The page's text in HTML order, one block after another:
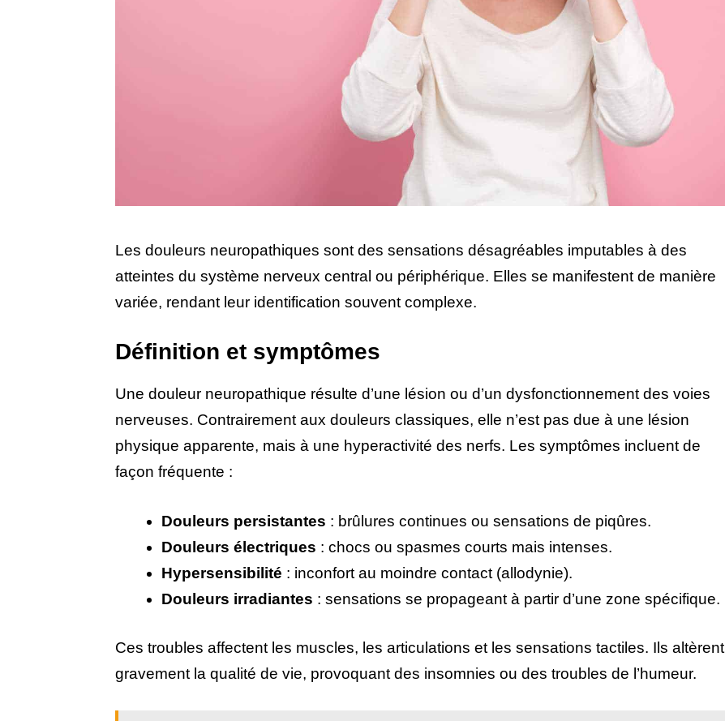
Les douleurs neuropathiques sont des sensations désagréables imputables à des
atteintes du système nerveux central ou périphérique. Elles se manifestent de manière
variée, rendant leur identification souvent complexe.
Définition et symptômes
Une douleur neuropathique résulte d’une lésion ou d’un dysfonctionnement des voies
nerveuses. Contrairement aux douleurs classiques, elle n’est pas due à une lésion
physique apparente, mais à une hyperactivité des nerfs. Les symptômes incluent de
façon fréquente :
Douleurs persistantes : brûlures continues ou sensations de piqûres.
Douleurs électriques : chocs ou spasmes courts mais intenses.
Hypersensibilité : inconfort au moindre contact (allodynie).
Douleurs irradiantes : sensations se propageant à partir d’une zone spécifique.
Ces troubles affectent les muscles, les articulations et les sensations tactiles. Ils altèrent
gravement la qualité de vie, provoquant des insomnies ou des troubles de l’humeur.